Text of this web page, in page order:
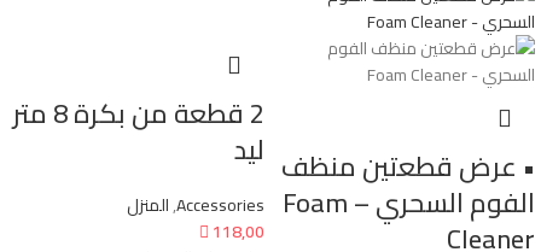
• عرض قطعتين منظف
الفوم السحري – Foam
Cleaner
2 قطعة من بكرة 8 متر
ليد
Accessories
,المنزل
118,00